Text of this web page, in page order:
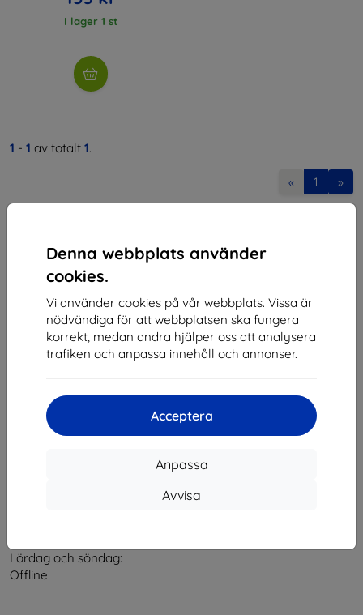
Denna webbplats använder
cookies.
Vi använder cookies på vår webbplats. Vissa är
nödvändiga för att webbplatsen ska fungera
korrekt, medan andra hjälper oss att analysera
trafiken och anpassa innehåll och annonser.
Acceptera
Anpassa
Avvisa
I lager 1 st
1 - 1 av totalt 1.
« 1 »
Shield-SK s.r.o.
Organisationsnummer:46701494
Momsregistreringsnummer:SK2023549671
Kontakt
Lördag och söndag:
Offline